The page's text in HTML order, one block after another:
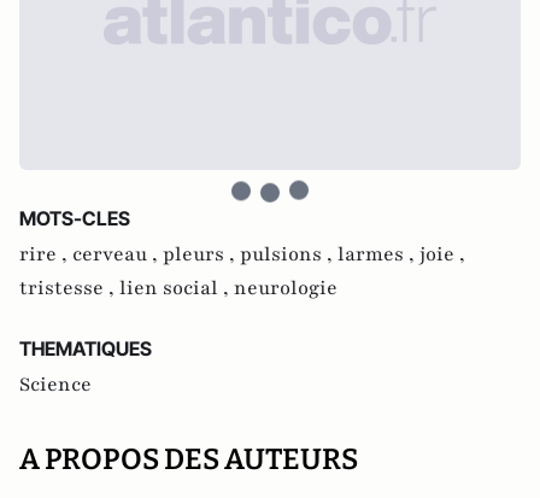
MOTS-CLES
rire , cerveau , pleurs , pulsions , larmes , joie ,
tristesse , lien social , neurologie
THEMATIQUES
Science
A PROPOS DES AUTEURS